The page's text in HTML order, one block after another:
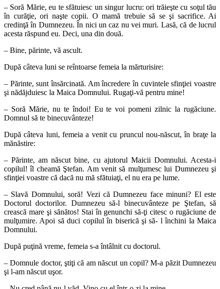
– Soră Mărie, eu te sfătuiesc un singur lucru: ori trăieşte cu soţul tău
în curăţie, ori naşte copii. O mamă trebuie să se şi sacrifice. Ai
credinţă în Dumnezeu. În nici un caz nu vei muri. Lasă, că de lucrul
acesta răspund eu. Deci, una din două.
– Bine, părinte, vă ascult.
După câteva luni se reîntoarse femeia la mărturisire:
– Părinte, sunt însărcinată. Am încredere în cuvintele sfinţiei voastre
şi nădăjduiesc la Maica Domnului. Rugaţi-vă pentru mine!
– Soră Mărie, nu te îndoi! Eu te voi pomeni zilnic la rugăciune.
Domnul să te binecuvânteze!
După câteva luni, femeia a venit cu pruncul nou-născut, în braţe la
mănăstire:
– Părinte, am născut bine, cu ajutorul Maicii Domnului. Acesta-i
copilul! îl cheamă Ştefan. Am venit să mulţumesc lui Dumnezeu şi
sfinţiei voastre că dacă nu mă sfătuiaţi, el nu era pe lume.
– Slavă Domnului, soră! Vezi că Dumnezeu face minuni? El este
Doctorul doctorilor. Dumnezeu să-l binecuvânteze pe Ştefan, să
crească mare şi sănătos! Stai în genunchi să-ţi citesc o rugăciune de
mulţumire. Apoi să duci copilul în biserică şi să- l închini la Maica
Domnului.
După puţină vreme, femeia s-a întâlnit cu doctorul.
– Domnule doctor, ştiţi că am născut un copil? M-a păzit Dumnezeu
şi l-am născut uşor.